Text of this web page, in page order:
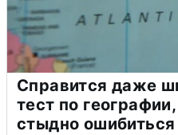
Справится даже
тест по
стыдно ошибиться